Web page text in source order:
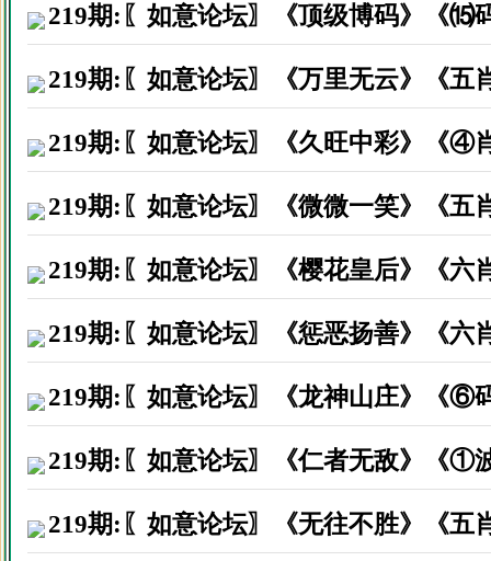
219期:〖如意论坛〗《顶级博码》《⒂
219期:〖如意论坛〗《万里无云》《五
219期:〖如意论坛〗《久旺中彩》《④
219期:〖如意论坛〗《微微一笑》《五
219期:〖如意论坛〗《樱花皇后》《六
219期:〖如意论坛〗《惩恶扬善》《六
219期:〖如意论坛〗《龙神山庄》《⑥
219期:〖如意论坛〗《仁者无敌》《①
219期:〖如意论坛〗《无往不胜》《五